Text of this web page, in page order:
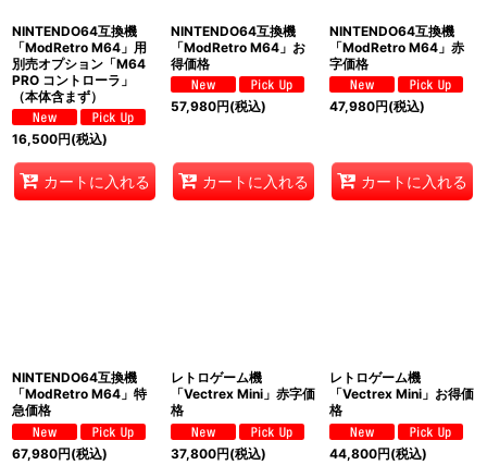
NINTENDO64互換機
「ModRetro M64」用
別売オプション「M64
PRO コントローラ」
（本体含まず）
16,500円(税込)
カートに入れる
NINTENDO64互換機
「ModRetro M64」お
得価格
57,980円(税込)
カートに入れる
NINTENDO64互換機
「ModRetro M64」赤
字価格
47,980円(税込)
カートに入れる
NINTENDO64互換機
「ModRetro M64」特
急価格
67,980円(税込)
レトロゲーム機
「Vectrex Mini」赤字価
格
37,800円(税込)
レトロゲーム機
「Vectrex Mini」お得価
格
44,800円(税込)